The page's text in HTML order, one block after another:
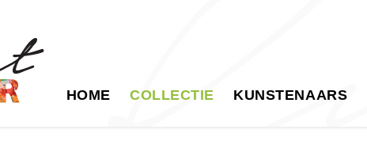
HOME COLLECTIE KUNSTENAARS